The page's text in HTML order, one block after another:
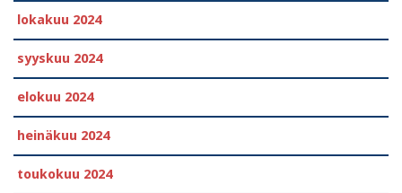
lokakuu 2024
syyskuu 2024
elokuu 2024
heinäkuu 2024
toukokuu 2024